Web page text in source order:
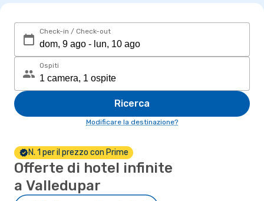
Check-in / Check-out
Ospiti
Ricerca
Modificare la destinazione?
N. 1 per il prezzo con Prime
Offerte di hotel infinite
a Valledupar